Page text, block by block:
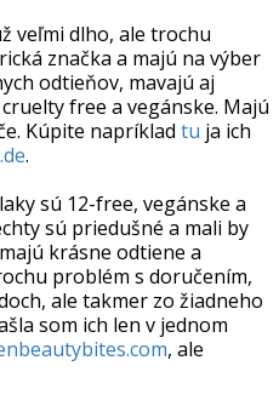
veľmi dlho, ale trochu
značka a majú na výber
odtieňov, mavajú aj
free a vegánske. Majú
Kúpite napríklad tu ja ich
.
sú 12-free, vegánske a
sú priedušné a mali by
krásne odtiene a
problém s doručením,
ale takmer zo žiadneho
som ich len v jednom
, ale